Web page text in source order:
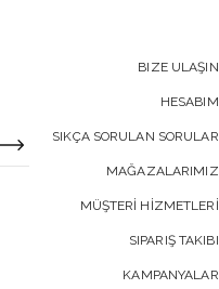
BIZE ULAŞIN
HESABIM
SIKÇA SORULAN SORULAR
MAĞAZALARIMIZ
MÜŞTERİ HİZMETLERİ
SIPARIŞ TAKIBI
KAMPANYALAR